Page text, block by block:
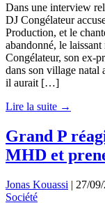
Dans une interview
DJ Congélateur
Production, et le
abandonné, le laissant
Congélateur, son ex-
dans son village natal
il aurait […]
Lire la suite →
Grand P
MHD et
Jonas Kouassi | 27/
Société